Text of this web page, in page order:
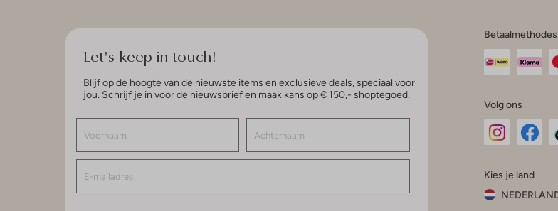
Let's keep in touch!
Blijf op de hoogte van de nieuwste items en exclusieve deals, speciaal voor
jou. Schrijf je in voor de nieuwsbrief en maak kans op € 150,- shoptegoed.
Betaalmethodes
Volg ons
Instagram
Kies je land